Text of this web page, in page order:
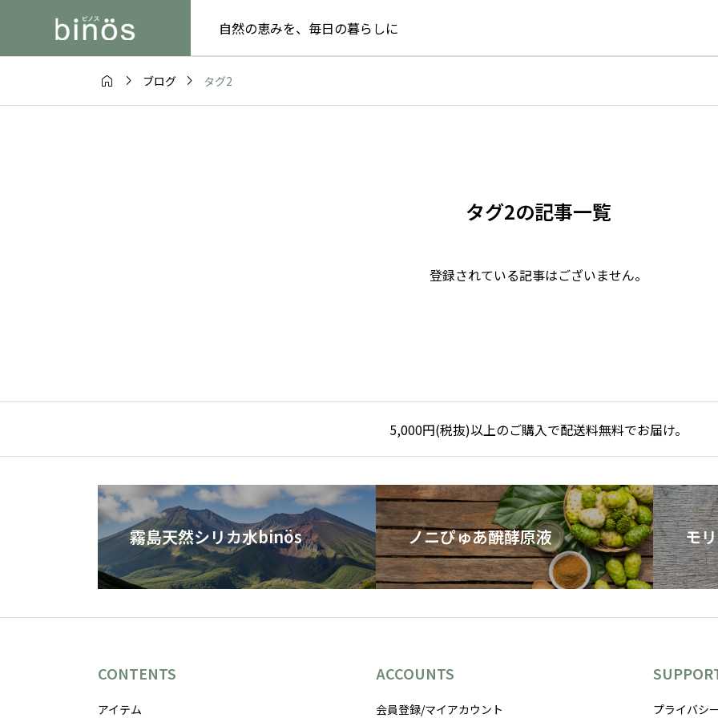
自然の恵みを、毎日の暮らしに
  ブログ  タグ2
タグ2の記事一覧
登録されている記事はございません。
5,000円(税抜)以上のご購入で配送料無料でお届け。
霧島天然シリカ水binös ノニぴゅあ醗酵原液 モ
CONTENTS
アイテム
ACCOUNTS
会員登録/マイアカウント プライバシ